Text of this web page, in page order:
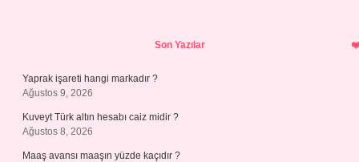
Son Yazılar
Yaprak işareti hangi markadır ?
Ağustos 9, 2026
Kuveyt Türk altın hesabı caiz midir ?
Ağustos 8, 2026
Maaş avansı maaşın yüzde kaçıdır ?